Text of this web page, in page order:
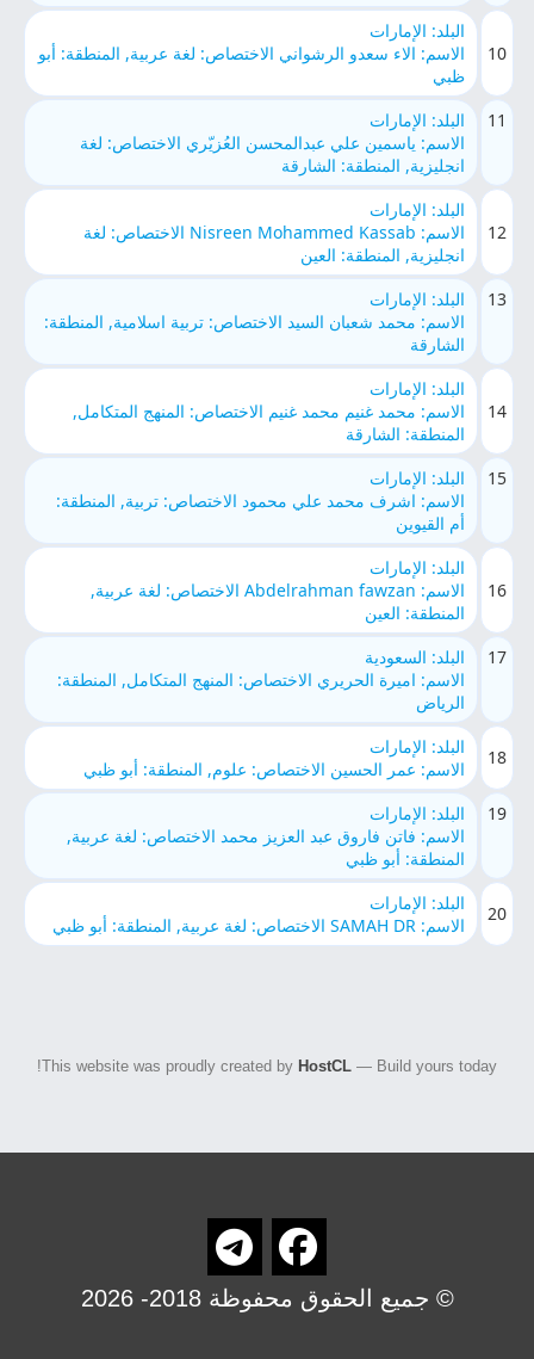
10
البلد: الإمارات
الاسم: الاء سعدو الرشواني الاختصاص: لغة عربية, المنطقة: أبو
ظبي
11
البلد: الإمارات
الاسم: ياسمين علي عبدالمحسن العُزيّري الاختصاص: لغة
انجليزية, المنطقة: الشارقة
12
البلد: الإمارات
الاسم: Nisreen Mohammed Kassab الاختصاص: لغة
انجليزية, المنطقة: العين
13
البلد: الإمارات
الاسم: محمد شعبان السيد الاختصاص: تربية اسلامية, المنطقة:
الشارقة
14
البلد: الإمارات
الاسم: محمد غنيم محمد غنيم الاختصاص: المنهج المتكامل,
المنطقة: الشارقة
15
البلد: الإمارات
الاسم: اشرف محمد علي محمود الاختصاص: تربية, المنطقة:
أم القيوين
16
البلد: الإمارات
الاسم: Abdelrahman fawzan الاختصاص: لغة عربية,
المنطقة: العين
17
البلد: السعودية
الاسم: اميرة الحريري الاختصاص: المنهج المتكامل, المنطقة:
الرياض
18
البلد: الإمارات
الاسم: عمر الحسين الاختصاص: علوم, المنطقة: أبو ظبي
19
البلد: الإمارات
الاسم: فاتن فاروق عبد العزيز محمد الاختصاص: لغة عربية,
المنطقة: أبو ظبي
20
البلد: الإمارات
الاسم: SAMAH DR الاختصاص: لغة عربية, المنطقة: أبو ظبي
This website was proudly created by HostCL — Build yours today!
© جميع الحقوق محفوظة 2018- 2026